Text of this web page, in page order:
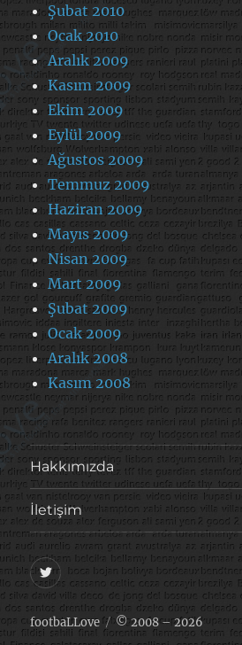
Şubat 2010
Ocak 2010
Aralık 2009
Kasım 2009
Ekim 2009
Eylül 2009
Ağustos 2009
Temmuz 2009
Haziran 2009
Mayıs 2009
Nisan 2009
Mart 2009
Şubat 2009
Ocak 2009
Aralık 2008
Kasım 2008
Hakkımızda
İletişim
@footballove
footbaLLove © 2008 – 2026